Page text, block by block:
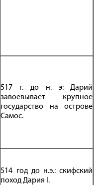
517 г. до н. э: Дарий
завоевывает крупное
государство на острове
Самос.
514 год до н.э.: скифский
поход Дария I.